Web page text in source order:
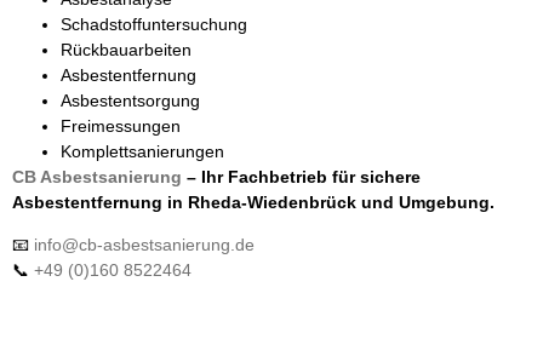
Schadstoffuntersuchung
Rückbauarbeiten
Asbestentfernung
Asbestentsorgung
Freimessungen
Komplettsanierungen
CB Asbestsanierung – Ihr Fachbetrieb für sichere
Asbestentfernung in Rheda-Wiedenbrück und Umgebung.
📧 info@cb-asbestsanierung.de
📞 +49 (0)160 8522464